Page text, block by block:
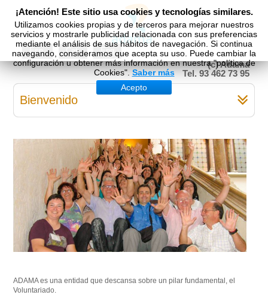
Esp Cat Eng
(c) Adama
Tel. 93 462 73 95
¡Atención! Este sitio usa cookies y tecnologías similares.
Utilizamos cookies propias y de terceros para mejorar nuestros
servicios y mostrarle publicidad relacionada con sus preferencias
mediante el análisis de sus hábitos de navegación. Si continua
navegando, consideramos que acepta su uso. Puede cambiar la
configuración u obtener más información en nuestra "política de
Cookies". Saber más
Acepto
Bienvenido
ADAMA es una entidad que descansa sobre un pilar fundamental, el
Voluntariado.